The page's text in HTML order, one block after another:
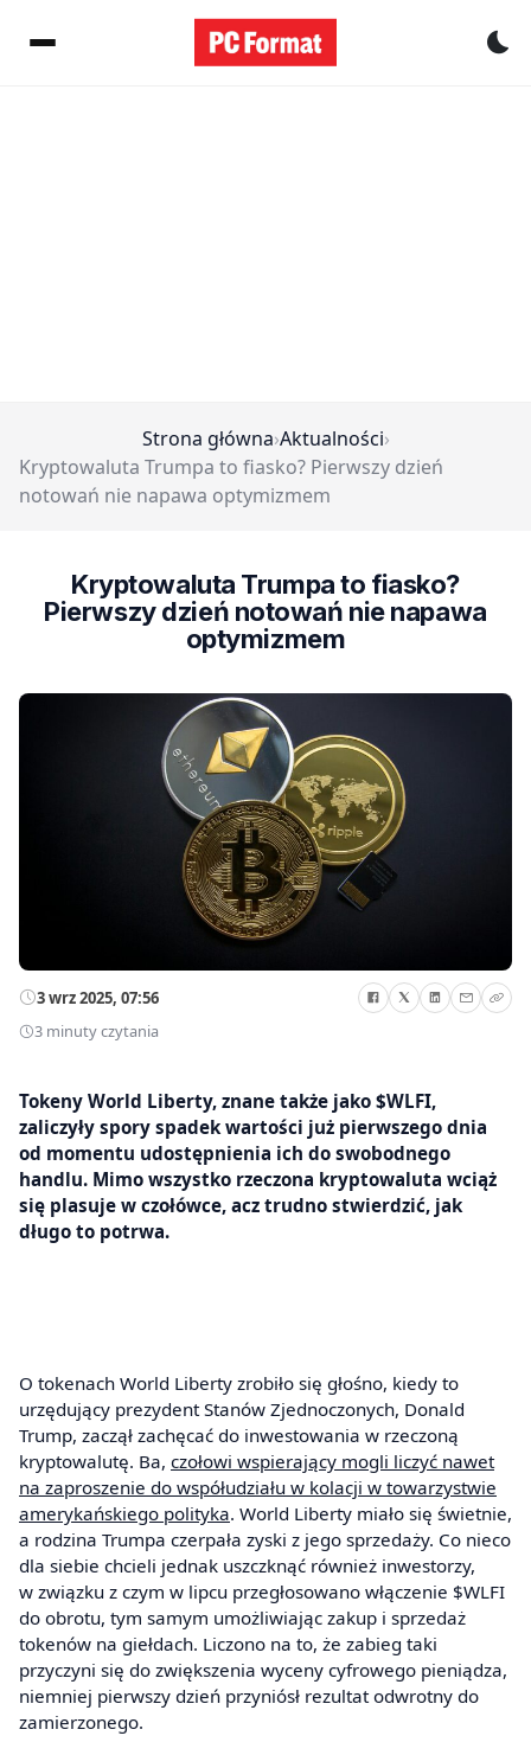
Strona główna›Aktualności›
Kryptowaluta Trumpa to fiasko? Pierwszy dzień
notowań nie napawa optymizmem
Kryptowaluta Trumpa to fiasko?
Pierwszy dzień notowań nie napawa
optymizmem
3 wrz 2025, 07:56
3 minuty czytania
Tokeny World Liberty, znane także jako $WLFI,
zaliczyły spory spadek wartości już pierwszego dnia
od momentu udostępnienia ich do swobodnego
handlu. Mimo wszystko rzeczona kryptowaluta wciąż
się plasuje w czołówce, acz trudno stwierdzić, jak
długo to potrwa.
O tokenach World Liberty zrobiło się głośno, kiedy to
urzędujący prezydent Stanów Zjednoczonych, Donald
Trump, zaczął zachęcać do inwestowania w rzeczoną
kryptowalutę. Ba, czołowi wspierający mogli liczyć nawet
na zaproszenie do współudziału w kolacji w towarzystwie
amerykańskiego polityka. World Liberty miało się świetnie,
a rodzina Trumpa czerpała zyski z jego sprzedaży. Co nieco
dla siebie chcieli jednak uszczknąć również inwestorzy,
w związku z czym w lipcu przegłosowano włączenie $WLFI
do obrotu, tym samym umożliwiając zakup i sprzedaż
tokenów na giełdach. Liczono na to, że zabieg taki
przyczyni się do zwiększenia wyceny cyfrowego pieniądza,
niemniej pierwszy dzień przyniósł rezultat odwrotny do
zamierzonego.